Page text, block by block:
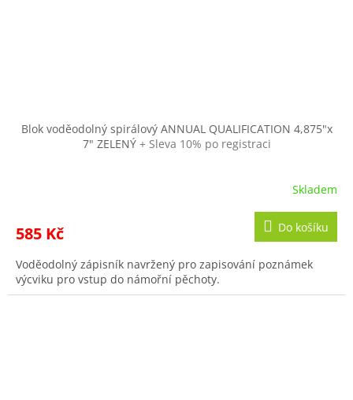
Blok voděodolný spirálový ANNUAL QUALIFICATION 4,875"x
7" ZELENÝ + Sleva 10% po registraci
Skladem
585 Kč Do košíku
Voděodolný zápisník navržený pro zapisování poznámek
výcviku pro vstup do námořní pěchoty.